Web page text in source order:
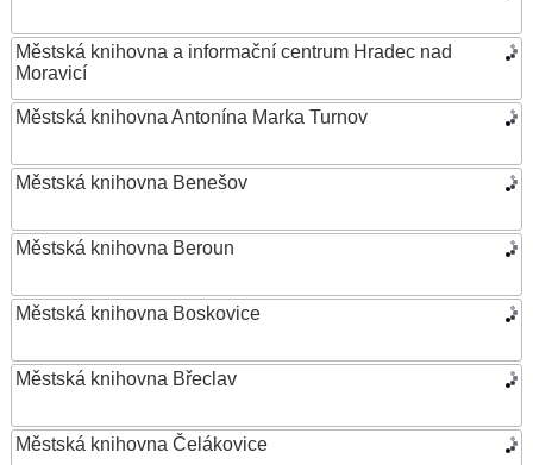
Městská knihovna a informační centrum Hradec nad
Moravicí
Městská knihovna Antonína Marka Turnov
Městská knihovna Benešov
Městská knihovna Beroun
Městská knihovna Boskovice
Městská knihovna Břeclav
Městská knihovna Čelákovice